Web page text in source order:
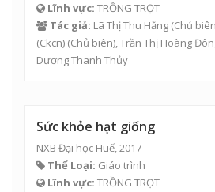
Lĩnh vực: TRỒNG TRỌT
Tác giả: Lã Thị Thu Hằng (Chủ
(Ckcn) (Chủ biên),Trần Thị Hoàng
Dương Thanh Thủy
Sức khỏe hạt giống
NXB Đại học Huế, 2017
Thể Loại: Giáo trình
Lĩnh vực: TRỒNG TRỌT